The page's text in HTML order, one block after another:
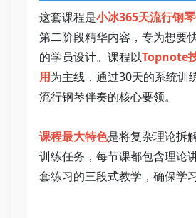
这套课程是小冰365天流行钢
第二阶段精华内容，专为想要
的学员设计。课程以Topnote
用为主线，通过30天的系统训
流行钢琴伴奏的核心要领。
课程最大特色是将复杂理论拆
训练任务，每节课都包含理论